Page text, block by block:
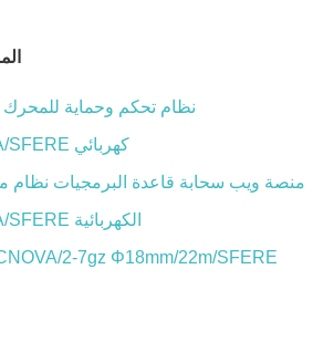
ELECNOVA/SFERE كهربائي
منصة ويب سحابة قاعدة البرمجيات نظام
ELECNOVA/SFERE الكهربائية